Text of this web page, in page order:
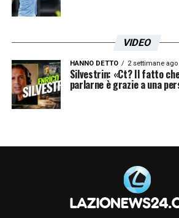
VIDEO
HANNO DETTO 2 settimane ago
Silvestrin: «Ct? Il fatto
parlarne è grazie a una